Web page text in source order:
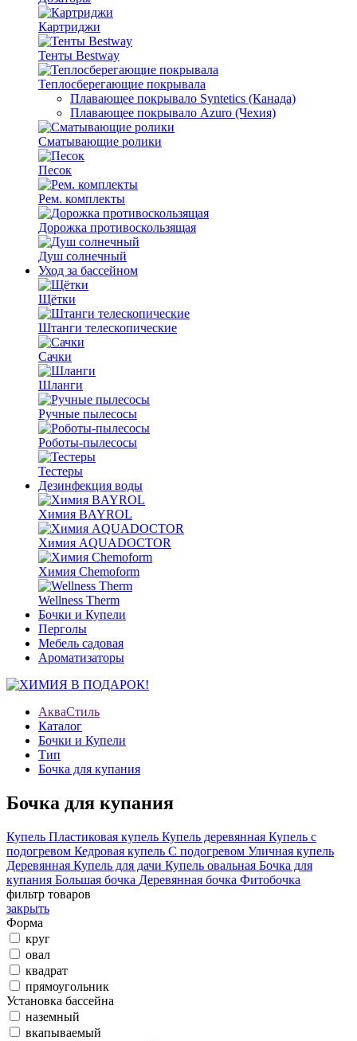
Картриджи
Тенты Bestway
Теплосберегающие покрывала
Плавающее покрывало Syntetics (Канада)
Плавающее покрывало Azuro (Чехия)
Сматывающие ролики
Песок
Рем. комплекты
Дорожка противоскользящая
Душ солнечный
Уход за бассейном
Щётки
Штанги телескопические
Сачки
Шланги
Ручные пылесосы
Роботы-пылесосы
Тестеры
Дезинфекция воды
Химия BAYROL
Химия AQUADOCTOR
Химия Chemoform
Wellness Therm
Бочки и Купели
Перголы
Мебель садовая
Ароматизаторы
АкваСтиль
Каталог
Бочки и Купели
Тип
Бочка для купания
Бочка для купания
Купель Пластиковая купель Купель деревянная Купель с
подогревом Кедровая купель С подогревом Уличная купель
Деревянная Купель для дачи Купель овальная Бочка для
купания Большая бочка Деревянная бочка Фитобочка
фильтр товаров
закрыть
Форма
круг
овал
квадрат
прямоугольник
Установка бассейна
наземный
вкапываемый